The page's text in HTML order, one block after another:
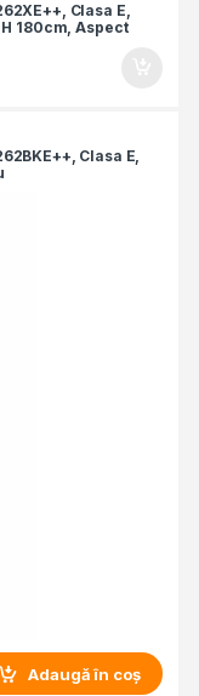
Clasa E,
180cm, Aspect
Clasa E,
Adaugă în coș